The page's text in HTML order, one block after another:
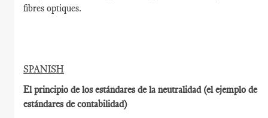
fibres optiques.
SPANISH
El principio de los estándares de la neutralidad (el ejemplo de
estándares de contabilidad)